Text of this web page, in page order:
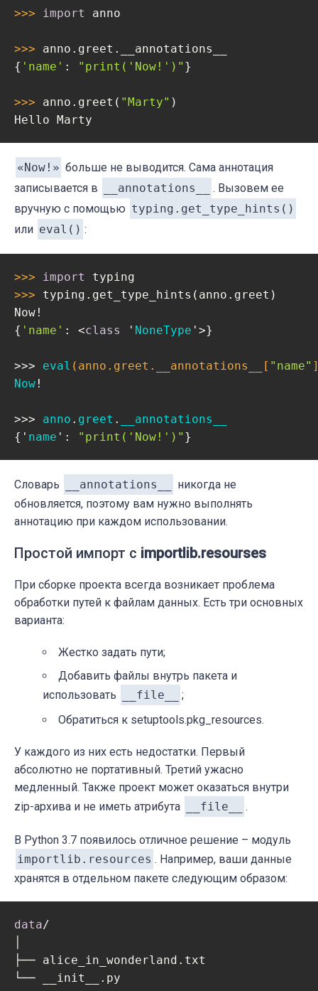
>>> import anno
>>> anno.greet.__annotations__
{ 'name' : "print('Now!')" }
>>> anno.greet( "Marty" )
Hello Marty
«Now!» больше не выводится. Сама аннотация
записывается в
__annotations__
. Вызовем ее
вручную с помощью typing.get_type_hints()
или eval() :
>>> import
>>> typing.get_type_hints(anno.greet)
Now!
{ 'name' : <class ' NoneType '>}
>>> eval (anno.greet.__annotations__[ "name"
Now !
>>> anno . greet .
__annotations__
{' name ': "print('Now!')" }
Словарь __annotations__
никогда не
обновляется, поэтому вам нужно выполнять
аннотацию при каждом использовании.
Простой импорт с importlib.resourses
При сборке проекта всегда возникает проблема
обработки путей к файлам данных. Есть три основных
варианта:
Жестко задать пути;
Добавить файлы внутрь пакета и
использовать
__file__
;
Обратиться к setuptools.pkg_resources.
У каждого из них есть недостатки. Первый
абсолютно не портативный. Третий ужасно
медленный. Также проект может оказаться внутри
zip-архива и не иметь атрибута
__file__ .
В Python 3.7 появилось отличное решение – модуль
importlib.resources . Например, ваши данные
хранятся в отдельном пакете следующим образом:
data/
├── alice_in_wonderland.txt
└── __init__.py